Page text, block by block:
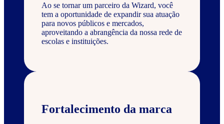
Ao se tornar um parceiro da Wizard, você
tem a oportunidade de expandir sua atuação
para novos públicos e mercados,
aproveitando a abrangência da nossa rede de
escolas e instituições.
Fortalecimento da marca